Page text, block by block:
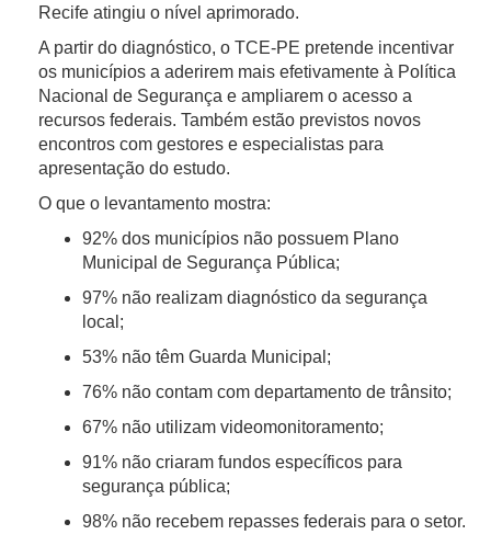
Recife atingiu o nível aprimorado.
A partir do diagnóstico, o TCE-PE pretende incentivar
os municípios a aderirem mais efetivamente à Política
Nacional de Segurança e ampliarem o acesso a
recursos federais. Também estão previstos novos
encontros com gestores e especialistas para
apresentação do estudo.
O que o levantamento mostra:
92% dos municípios não possuem Plano
Municipal de Segurança Pública;
97% não realizam diagnóstico da segurança
local;
53% não têm Guarda Municipal;
76% não contam com departamento de trânsito;
67% não utilizam videomonitoramento;
91% não criaram fundos específicos para
segurança pública;
98% não recebem repasses federais para o setor.